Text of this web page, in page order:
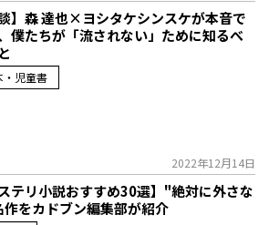
談】森 達也×ヨシタケシンスケが本音で
僕たちが「流されない」ために知るべ
・児童書
2022年12月14日
ステリ小説おすすめ30選】"絶対に外さな
作をカドブン編集部が紹介